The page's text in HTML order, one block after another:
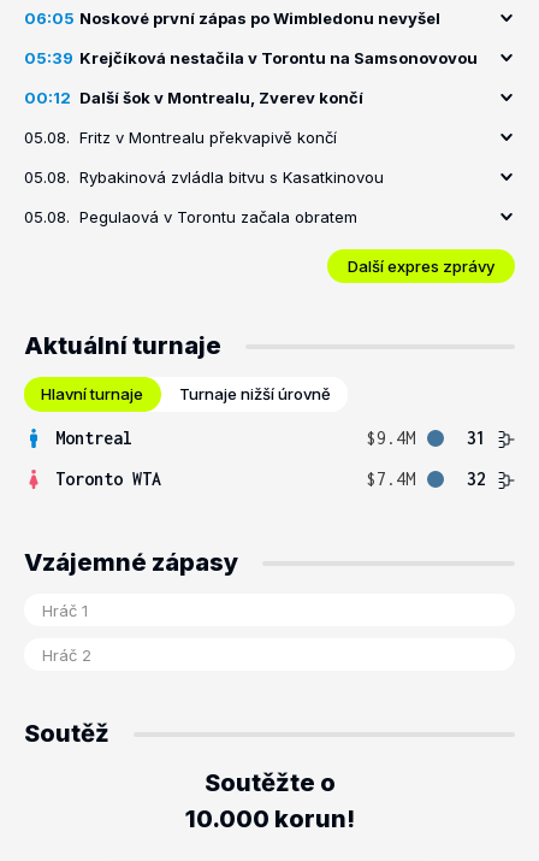
06:05 Noskové první zápas po Wimbledonu nevyšel
05:39 Krejčíková nestačila v Torontu na Samsonovovou
00:12 Další šok v Montrealu, Zverev končí
05.08. Fritz v Montrealu překvapivě končí
05.08. Rybakinová zvládla bitvu s Kasatkinovou
05.08. Pegulaová v Torontu začala obratem
Další expres zprávy
Aktuální turnaje
Hlavní turnaje Turnaje nižší úrovně
Montreal $9.4M
31
Toronto WTA
$7.4M 32
Vzájemné zápasy
Soutěž
Soutěžte o
10.000 korun!